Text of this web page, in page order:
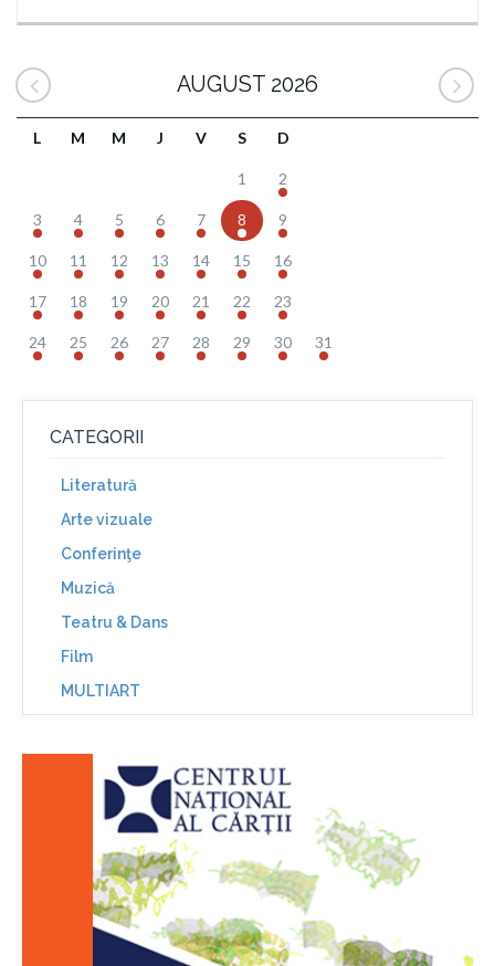
AUGUST 2026
L M M J V S D
1 2
3 4 5 6 7 8 9
10 11 12 13 14 15 16
17 18 19 20 21 22 23
24 25 26 27 28 29 30 31
CATEGORII
Literatură
Arte vizuale
Conferinţe
Muzică
Teatru & Dans
Film
MULTIART